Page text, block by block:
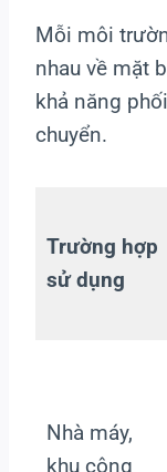
Mỗi môi
nhau về mặt
khả năng
chuyển.
Trường hợp
sử dụng
Nhà máy,
khu công